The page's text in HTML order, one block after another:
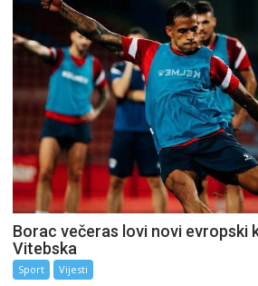
Borac večeras lovi novi evropski
Vitebska
Sport Vijesti